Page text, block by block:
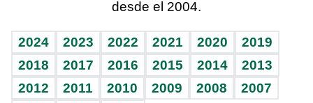
Vida y familia
Eñe
Celebrando la vida
BRV
TBT Deportivo
Ágora
Guía del dinero
Horóscopos
desde el 2004.
2024 2023 2022 2021 2020
2019
2018
2017 2016 2015 2014
2013
2012
2011 2010 2009 2008
2007